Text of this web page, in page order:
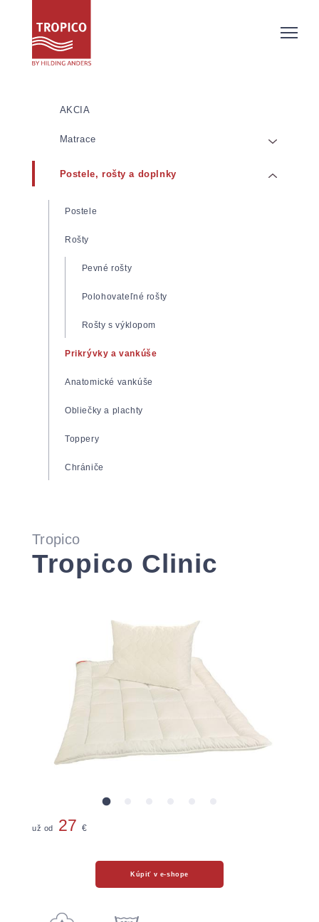
Tropico
Tropico Clinic
už od 27€
Kúpiť v e-shope
AKCIA
Matrace
Matrace z pamäťovej/lenivej peny
Matrace zo studenej peny
Pružinové matrace
Latexové matrace
Detské matrace
Zdravotné matrace
Matrace Super Fox
Matrace Spirit Superior
Matrace Tropico Guard
Postele, rošty a doplnky
Postele
Rošty
Pevné rošty
Polohovateľné rošty
Rošty s výklopom
Prikrývky a vankúše
Anatomické vankúše
Obliečky a plachty
Toppery
Chrániče